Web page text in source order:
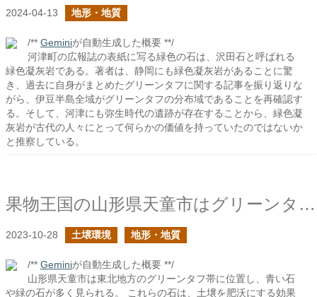
2024-04-13 地形・地質
/** Geminiが自動生成した概要 **/
河津町の広報誌の表紙に写る緑色の石は、沢田石と呼ばれる
緑色凝灰岩である。著者は、静岡にも緑色凝灰岩があることに驚
き、過去に自身がまとめたグリーンタフに関する記事を振り返りな
がら、伊豆半島全域がグリーンタフの分布域であることを再確認す
る。そして、河津にも弥生時代の遺跡が存在することから、緑色凝
灰岩が古代の人々にとって何らかの価値を持っていたのではないか
と推察している。
果物王国の山形県天童市はグリーンタフ帯に位置する
2023-10-28 土壌環境 地形・地質
/** Geminiが自動生成した概要 **/
山形県天童市は東北地方のグリーンタフ帯に位置し、青い石
や緑の石が多く見られる。 これらの石は、土壌を肥沃にする効果